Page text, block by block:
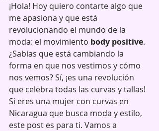
¡Hola! Hoy quiero contarte algo que
me apasiona y que está
revolucionando el mundo de la
moda: el movimiento body positive.
¿Sabías que está cambiando la
forma en que nos vestimos y cómo
nos vemos? Sí, ¡es una revolución
que celebra todas las curvas y tallas!
Si eres una mujer con curvas en
Nicaragua que busca moda y estilo,
este post es para ti. Vamos a